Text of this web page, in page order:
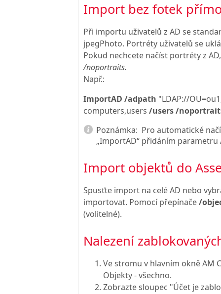
Import bez fotek
Při importu uživatelů z AD se
jpegPhoto. Portréty uživatelů se
Pokud nechcete načíst portréty z
/noportraits.
Např.:
ImportAD /adpath "LDAP://
computers,users /users /
Poznámka: Pro automatické
„ImportAD“ přidáním
Import objektů do
Spusťte import na celé AD nebo
importovat. Pomocí přepínače/
(volitelné).
Nalezení
Ve stromu v hlavním okně AM
Objekty - všechno.
Zobrazte sloupec "Účet je